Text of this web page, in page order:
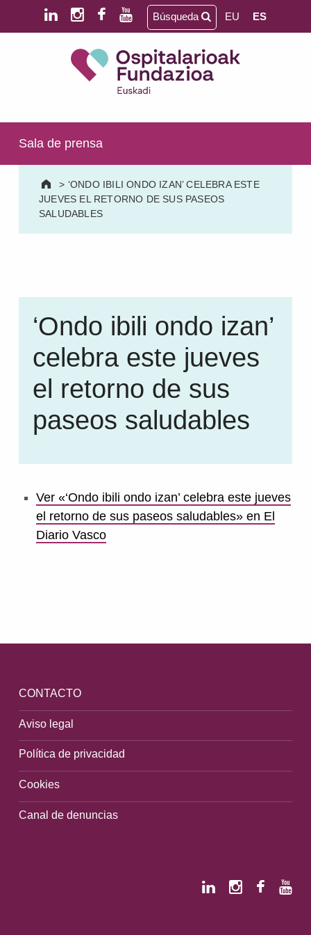
Saltar al contenido principal
Saltar al pie de página
SALUD MENTAL | DISCAPACIDAD INTELECTUAL | NEURORREHABILITACIÓN Y DAÑO CEREBRAL | PERSONA MAYOR
Búsqueda EU ES
Sala de prensa
> ‘ONDO IBILI ONDO IZAN’ CELEBRA ESTE
JUEVES EL RETORNO DE SUS PASEOS
SALUDABLES
‘Ondo ibili ondo izan’
celebra este jueves
el retorno de sus
paseos saludables
Ver «‘Ondo ibili ondo izan’ celebra este jueves
el retorno de sus paseos saludables» en El
Diario Vasco
CONTACTO
Aviso legal
Política de privacidad
Cookies
Canal de denuncias